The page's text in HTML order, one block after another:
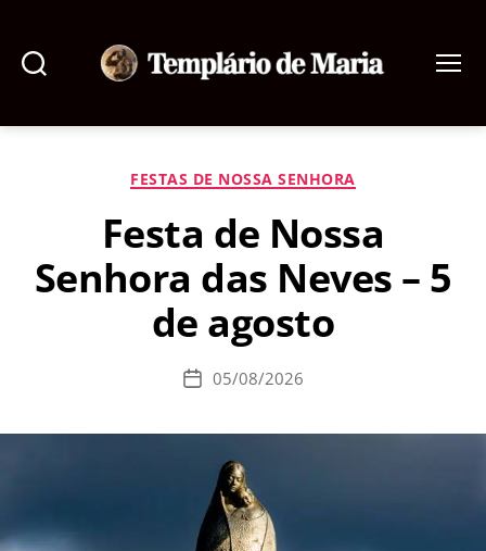
de
Categorias
FESTAS DE NOSSA SENHORA
Festa de Nossa
Senhora das Neves – 5
de agosto
Data05/08/2026